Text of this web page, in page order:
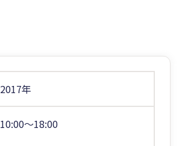
2017年
10:00〜18:00